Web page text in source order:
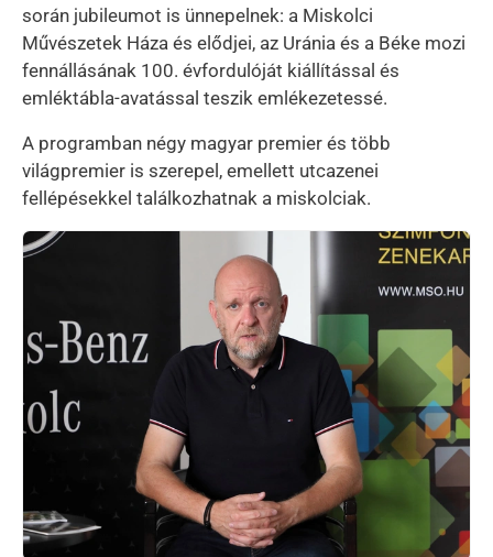
során jubileumot is ünnepelnek: a Miskolci
Művészetek Háza és elődjei, az Uránia és a Béke mozi
fennállásának 100. évfordulóját kiállítással és
emléktábla-avatással teszik emlékezetessé.
A programban négy magyar premier és több
világpremier is szerepel, emellett utcazenei
fellépésekkel találkozhatnak a miskolciak.
Kép